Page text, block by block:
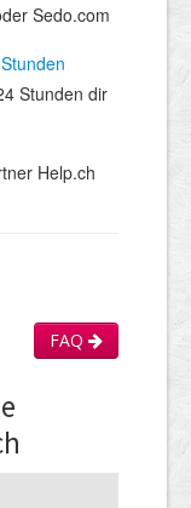
Sedo.com
Stunden dir
Help.ch
FAQ